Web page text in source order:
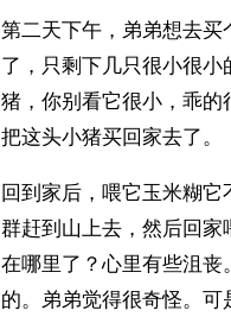
第二天下午，弟弟想去
了，只剩下几只很小很小
猪，你别看它很小，乖的
把这头小猪买回家去了。
回到家后，喂它玉米糊
群赶到山上去，然后回
在哪里了？心里有些沮
的。弟弟觉得很奇怪。